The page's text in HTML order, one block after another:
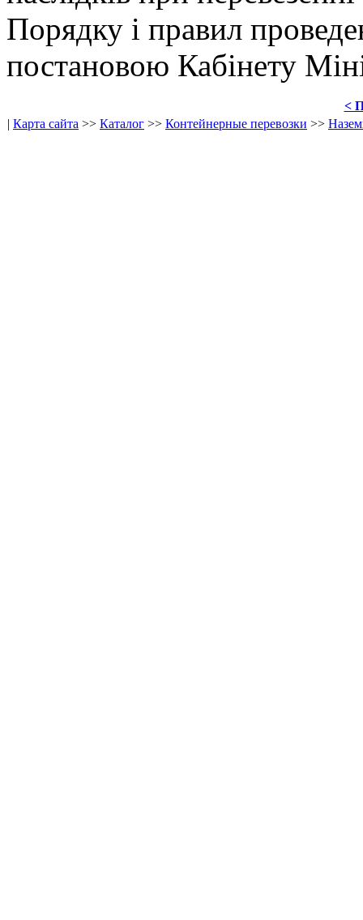
Порядку і правил
постановою Кабінету
<
| Карта сайта >> Каталог >> Контейнерные перевозки >>